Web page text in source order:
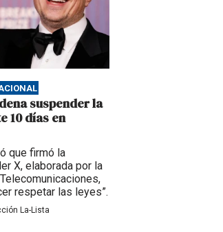
suspender la
10 días en
que firmó la
X, elaborada por la
respetar las leyes”.
La-Lista